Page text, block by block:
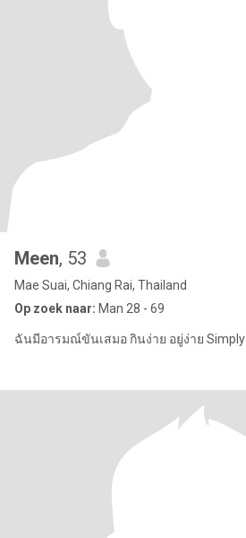
Meen, 53
Mae Suai, Chiang Rai, Thailand
Op zoek naar: Man 28 - 69
ฉันมีอารมณ์ขันเสมอ กินง่าย อยู่ง่าย Simply